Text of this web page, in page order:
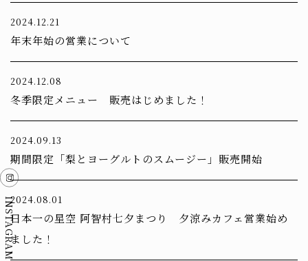
INSTAGRAM
2024.12.21
年末年始の営業について
2024.12.08
冬季限定メニュー 販売はじめました！
2024.09.13
期間限定「梨とヨーグルトのスムージー」販売開始
2024.08.01
日本一の星空 阿智村七夕まつり 夕涼みカフェ営業始め
ました！